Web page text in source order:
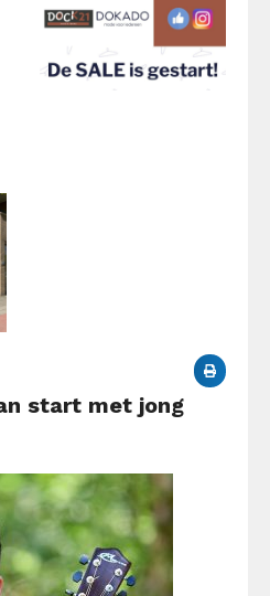
start met jong